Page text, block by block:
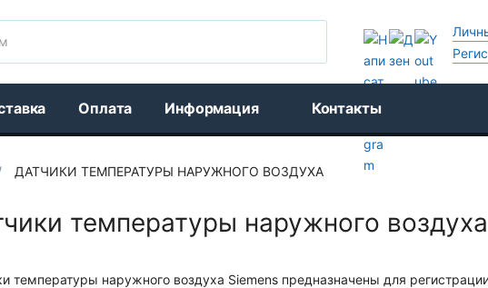
Оплата Информация Контакты
ДАТЧИКИ ТЕМПЕРАТУРЫ НАРУЖНОГО ВОЗДУХА
температуры наружного
температуры наружного воздуха Siemens предназначены для